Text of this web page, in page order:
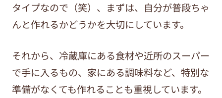
タイプなので（笑）、まずは、自分が普段ちゃ
んと作れるかどうかを大切にしています。
それから、冷蔵庫にある食材や近所のスーパー
で手に入るもの、家にある調味料など、特別な
準備がなくても作れることも重視しています。